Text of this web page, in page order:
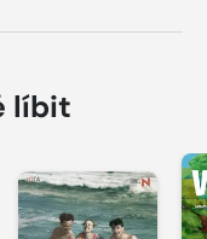
líbit